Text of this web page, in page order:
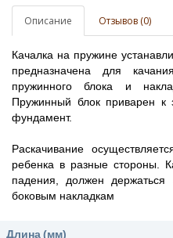
Описание Отзывов (0)
Качалка на пружине
предназначена для
пружинного блока и
Пружинный блок приварен к
фундамент.
Раскачивание
ребенка в разные стороны.
падения, должен держаться
боковым накладкам
Длина (мм)